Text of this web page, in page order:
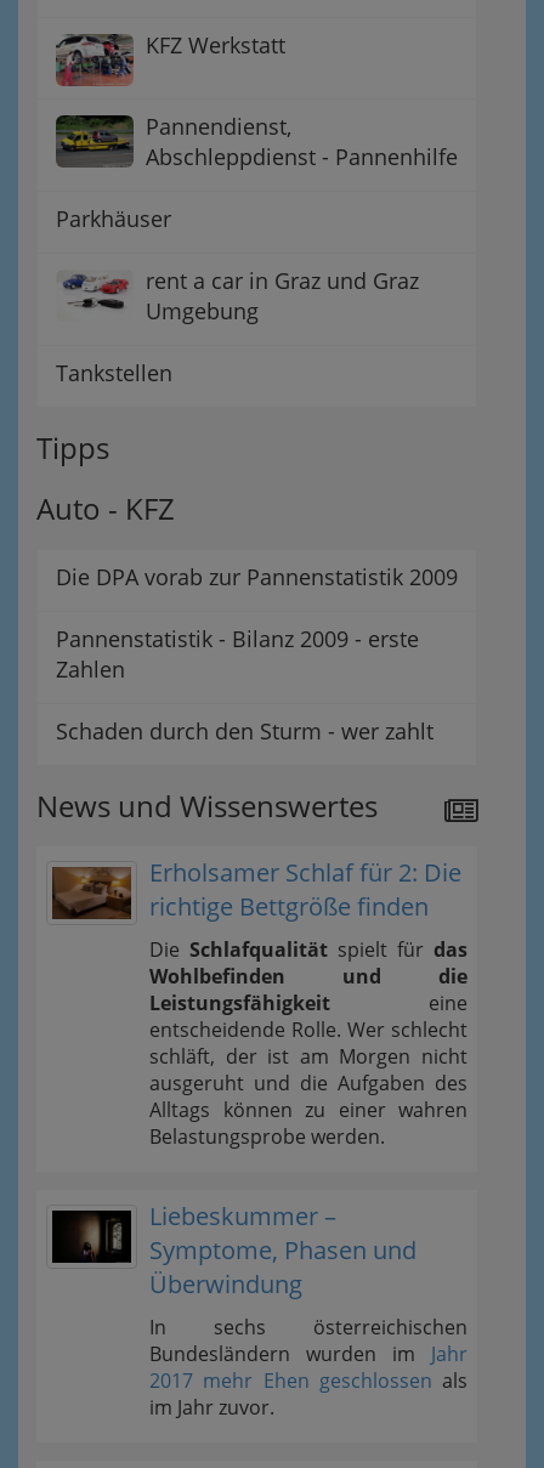
KFZ Werkstatt
Pannendienst,
Abschleppdienst - Pannenhilfe
Parkhäuser
rent a car in Graz und Graz
Umgebung
Tankstellen
Tipps
Auto - KFZ
Die DPA vorab zur Pannenstatistik 2009
Pannenstatistik - Bilanz 2009 - erste
Zahlen
Schaden durch den Sturm - wer zahlt
News und Wissenswertes
Erholsamer Schlaf für 2: Die
richtige Bettgröße finden
Die Schlafqualität spielt für das
Wohlbefinden und die
Leistungsfähigkeit eine
entscheidende Rolle. Wer schlecht
schläft, der ist am Morgen nicht
ausgeruht und die Aufgaben des
Alltags können zu einer wahren
Belastungsprobe werden.
Liebeskummer –
Symptome, Phasen und
Überwindung
In sechs österreichischen
Bundesländern wurden im Jahr
2017 mehr Ehen geschlossen als
im Jahr zuvor.